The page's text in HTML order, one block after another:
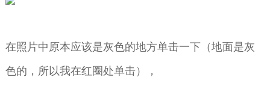
在照片中原本应该是灰色的地方单击一下（地面是灰
色的，所以我在红圈处单击），